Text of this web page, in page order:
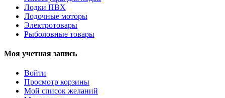
Лодки ПВХ
Лодочные моторы
Электротовары
Рыболовные товары
Моя учетная запись
Войти
Просмотр корзины
Мой список желаний